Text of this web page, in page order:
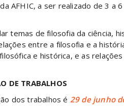
AFHIC, a ser realizado de 3 a
temas de filosofia da ciência,
entre a filosofia e a
e histórica, e as
DE TRABALHOS
dos trabalhos é 29 de junho